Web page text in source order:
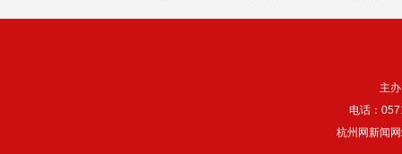
主
电话：
杭州网新闻